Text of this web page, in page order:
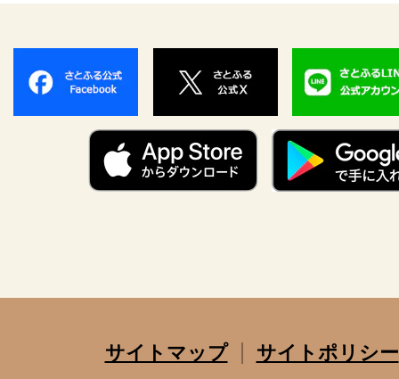
サイトマップ サイトポリシー